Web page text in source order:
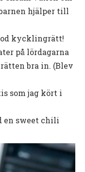
hjälper till
kycklingrätt!
på lördagarna
bra in. (Blev
som jag kört i
en sweet chili